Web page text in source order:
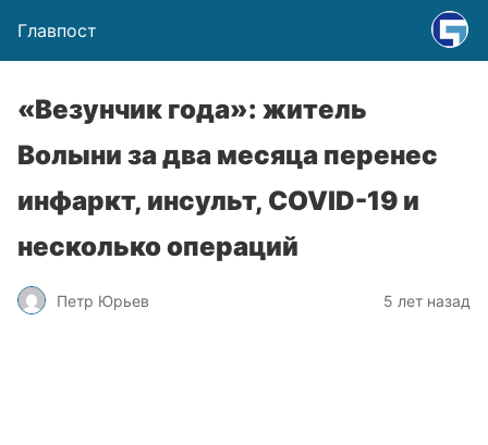
Главпост
«Везунчик года»: житель
Волыни за два месяца перенес
инфаркт, инсульт, COVID-19 и
несколько операций
Петр Юрьев 5 лет назад